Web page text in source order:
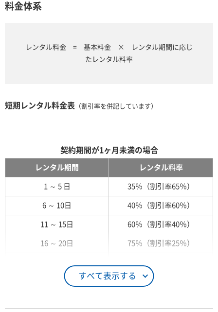
料金体系
レンタル料金 = 基本料金 × レンタル期間に応じ
たレンタル料率
短期レンタル料金表 （割引率を併記しています）
すべて表示する
契約期間が1ヶ月未満の場合
レンタル期間 レンタル料率
1 ～ 5 日 35％（割引率65％）
6 ～ 10日 40％（割引率60％）
11 ～ 15日 60％（割引率40％）
16 ～ 20日 75％（割引率25％）
26日 ～ 1ヶ月 100％（割引率 0％）